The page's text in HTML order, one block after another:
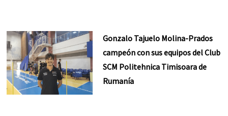
Gonzalo Tajuelo Molina-Prados
campeón con sus equipos del Club
SCM Politehnica Timisoara de
Rumanía